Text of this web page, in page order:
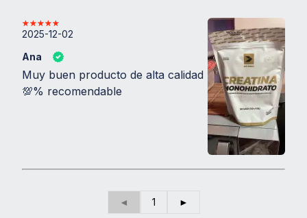
2025-12-02
Ana
Muy buen producto de alta calidad
💯% recomendable
◄ 1 ►